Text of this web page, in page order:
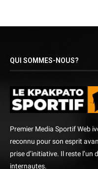
QUI SOMMES-NOUS?
Premier Media Sportif Web
reconnu pour son esprit
prise d’initiative. Il reste l’un
internautes.